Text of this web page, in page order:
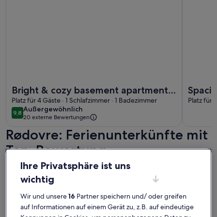
Bright & cozy basement apartment •
Free parking
Platz für 4 Gäste · 1 Schlafzimmer · 1 Badezimmer
9,89,8 von 10
Außergewöhnlich
außergewöhnlich
20 externe Bewertungen
Platz für
Rødovre: Ferienunterkünfte mit
Top-Bewertung
Weitere Infos zu Charming Apartment Near City Center Of
Ihre Privatsphäre ist uns
wichtig
Wir und unsere16 Partner speichern und/ oder greifen
auf Informationen auf einem Gerät zu, z.B. auf eindeutige